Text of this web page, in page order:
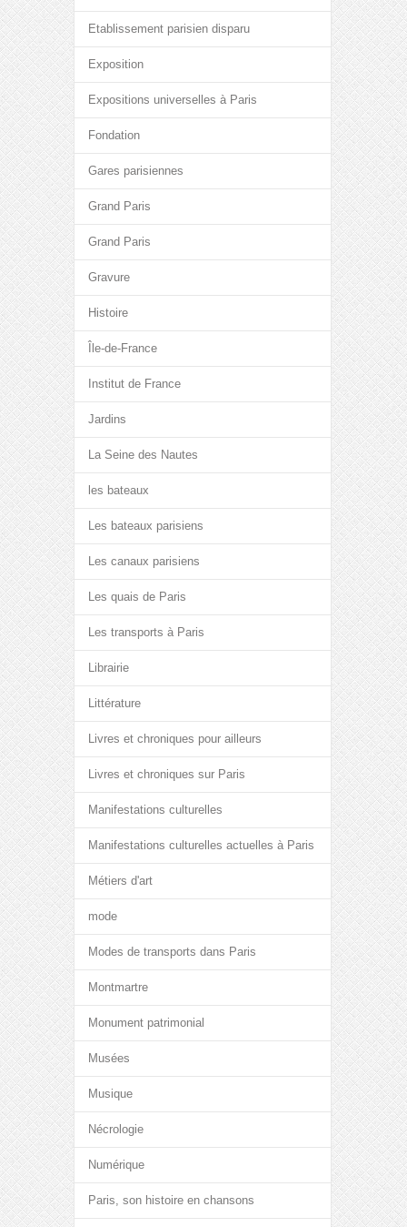
Etablissement parisien disparu
Exposition
Expositions universelles à Paris
Fondation
Gares parisiennes
Grand Paris
Grand Paris
Gravure
Histoire
Île-de-France
Institut de France
Jardins
La Seine des Nautes
les bateaux
Les bateaux parisiens
Les canaux parisiens
Les quais de Paris
Les transports à Paris
Librairie
Littérature
Livres et chroniques pour ailleurs
Livres et chroniques sur Paris
Manifestations culturelles
Manifestations culturelles actuelles à Paris
Métiers d'art
mode
Modes de transports dans Paris
Montmartre
Monument patrimonial
Musées
Musique
Nécrologie
Numérique
Paris, son histoire en chansons